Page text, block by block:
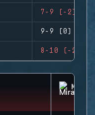
7-9 (-2)
9-9 (0)
8-10 (-2)
MIRA